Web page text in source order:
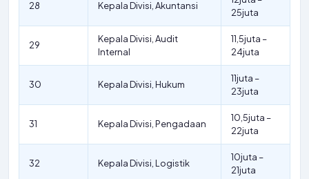
28 Kepala Divisi, Akuntansi
25juta
29
Kepala Divisi, Audit
Internal
11,5juta –
24juta
30 Kepala Divisi, Hukum
11juta –
23juta
31 Kepala Divisi, Pengadaan
10,5juta –
22juta
32 Kepala Divisi, Logistik
10juta –
21juta